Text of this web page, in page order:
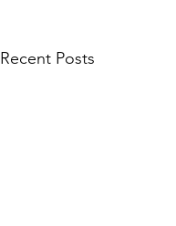
Recent Posts